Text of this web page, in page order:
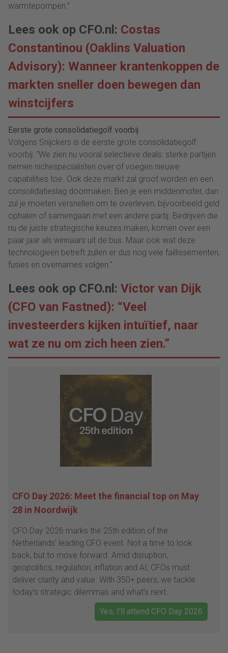
warmtepompen.”
Lees ook op CFO.nl: Costas
Constantinou (Oaklins Valuation
Advisory): Wanneer krantenkoppen de
markten sneller doen bewegen dan
winstcijfers
Eerste grote consolidatiegolf voorbij
Volgens Snijckers is de eerste grote consolidatiegolf
voorbij: “We zien nu vooral selectieve deals: sterke partijen
nemen nichespecialisten over of voegen nieuwe
capabilities toe. Ook deze markt zal groot worden en een
consolidatieslag doormaken. Ben je een middenmoter, dan
zul je moeten versnellen om te overleven, bijvoorbeeld geld
ophalen of samengaan met een andere partij. Bedrijven die
nu de juiste strategische keuzes maken, komen over een
paar jaar als winnaars uit de bus. Maar ook wat deze
technologieën betreft zullen er dus nog vele faillissementen,
fusies en overnames volgen.”
Lees ook op CFO.nl: Victor van Dijk
(CFO van Fastned): “Veel
investeerders kijken intuïtief, naar
wat ze nu om zich heen zien.”
CFO Day 2026: Meet the financial top on May
28 in Noordwijk
CFO Day 2026 marks the 25th edition of the
Netherlands’ leading CFO event. Not a time to look
back, but to move forward. Amid disruption,
geopolitics, regulation, inflation and AI, CFOs must
deliver clarity and value. With 350+ peers, we tackle
today’s strategic dilemmas and what’s next.
Yes, I'll attend CFO Day 2026